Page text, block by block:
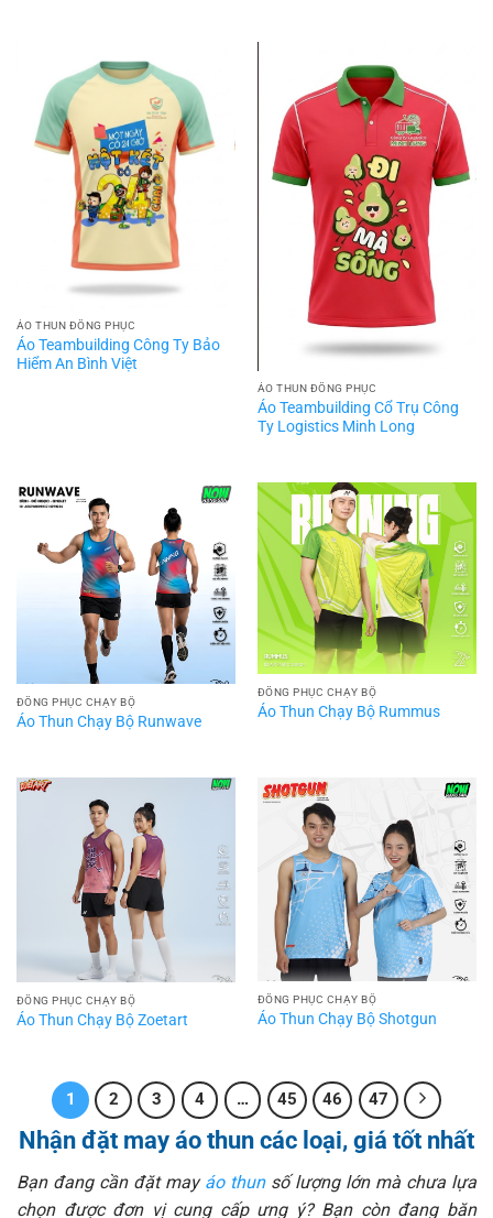
ÁO THUN ĐỒNG PHỤC
Áo Teambuilding Công Ty Bảo
Hiểm An Bình Việt
ÁO THUN ĐỒNG PHỤC
Áo Teambuilding Cổ Trụ Công
Ty Logistics Minh Long
ĐỒNG PHỤC CHẠY BỘ
Áo Thun Chạy Bộ Runwave
ĐỒNG PHỤC CHẠY BỘ
Áo Thun Chạy Bộ Rummus
ĐỒNG PHỤC CHẠY BỘ
Áo Thun Chạy Bộ Zoetart
ĐỒNG PHỤC CHẠY BỘ
Áo Thun Chạy Bộ Shotgun
1 2 3 4 … 45 46 47
Nhận đặt may áo thun các loại, giá tốt nhất
Bạn đang cần đặt may áo thunsố lượng lớn mà chưa lựa
chọn được đơn vị cung cấp ưng ý? Bạn còn đang băn